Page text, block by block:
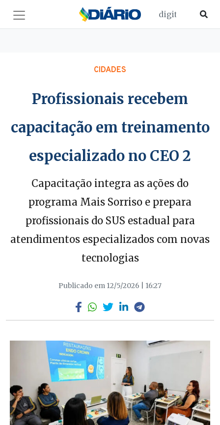
CIDADES
Profissionais recebem
capacitação em treinamento
especializado no CEO 2
Capacitação integra as ações do
programa Mais Sorriso e prepara
profissionais do SUS estadual para
atendimentos especializados com novas
tecnologias
Publicado em 12/5/2026 | 16:27